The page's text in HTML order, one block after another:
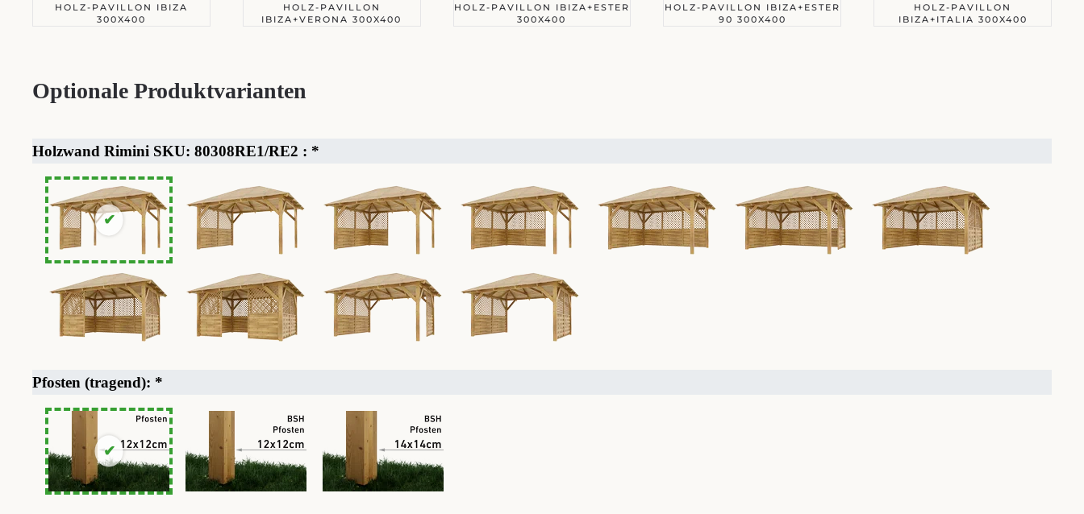
HOLZ-PAVILLON IBIZA
300X400
HOLZ-PAVILLON
IBIZA+VERONA 300X400
HOLZ-PAVILLON IBIZA+ESTER
300X400
HOLZ-PAVILLON IBIZA+ESTER
90 300X400
HOLZ-PAVILLON
IBIZA+ITALIA 300X400
Optionale Produktvarianten
Holzwand Rimini SKU: 80308RE1/RE2 : *
Pfosten (tragend): *